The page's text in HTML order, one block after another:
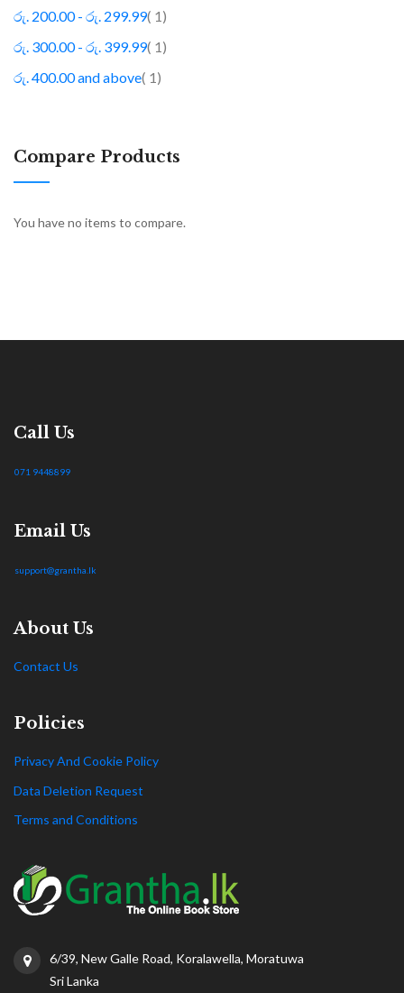
රු. 200.00- රු. 299.99 1item
රු. 300.00- රු. 399.99 1item
රු. 400.00and above 1item
Compare Products
You have no items to compare.
Call Us
071 9448899
Email Us
support@grantha.lk
About Us
Contact Us
Policies
Privacy And Cookie Policy
Data Deletion Request
Terms and Conditions
6/39, New Galle Road, Koralawella, Moratuwa
Sri Lanka